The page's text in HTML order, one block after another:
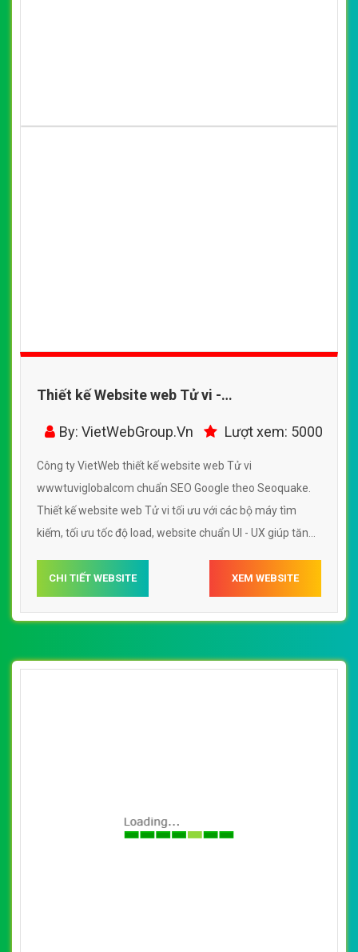
Thiết kế Website web Tử vi -
wwwtuviglobalcom
By: VietWebGroup.Vn Lượt xem: 5000
Công ty VietWeb thiết kế website web Tử vi
wwwtuviglobalcom chuẩn SEO Google theo Seoquake.
Thiết kế website web Tử vi tối ưu với các bộ máy tìm
kiếm, tối ưu tốc độ load, website chuẩn UI - UX giúp tăng
wwwtuviglobalcom
CHI TIẾT WEBSITE XEM WEBSITE